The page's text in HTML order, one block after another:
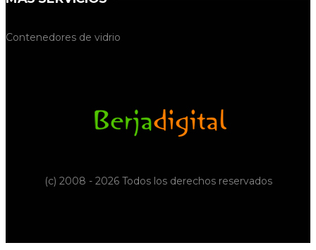
Contenedores de vidrio
(c) 2008 - 2026 Todos los derechos reservados